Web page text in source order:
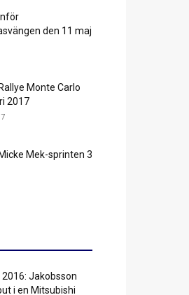
den 11 maj
Monte Carlo
2017
Mek-sprinten 3
Jakobsson
i en Mitsubishi